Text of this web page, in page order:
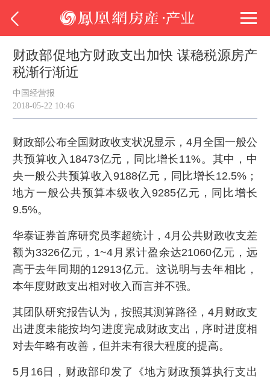
财政部促地方财政支出加快 谋稳税源房产
税渐行渐近
中国经营报
2018-05-22 10:46
财政部公布全国财政收支状况显示，4月全国一般公
共预算收入18473亿元，同比增长11%。其中，中
央一般公共预算收入9188亿元，同比增长12.5%；
地方一般公共预算本级收入9285亿元，同比增长
9.5%。
华泰证券首席研究员李超统计，4月公共财政收支差
额为3326亿元，1~4月累计盈余达21060亿元，远
高于去年同期的12913亿元。这说明与去年相比，
本年度财政支出相对收入而言并不强。
其团队研究报告认为，按照其测算路径，4月财政支
出进度未能按均匀进度完成财政支出，序时进度相
对去年略有改善，但并未有很大程度的提高。
5月16日，财政部印发了《地方财政预算执行支出